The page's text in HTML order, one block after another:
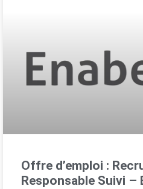
Offre d’emploi :
Responsable Suivi –